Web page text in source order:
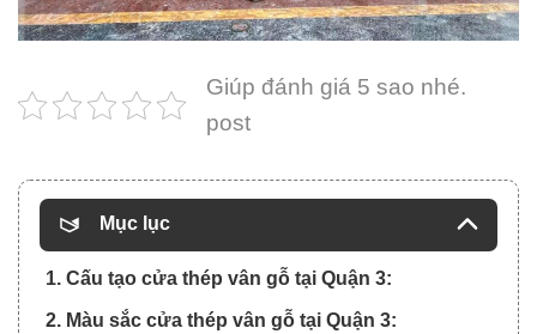
Giúp đánh giá 5 sao nhé.
post
Mục lục
1. Cấu tạo cửa thép vân gỗ tại Quận 3:
2. Màu sắc cửa thép vân gỗ tại Quận 3: